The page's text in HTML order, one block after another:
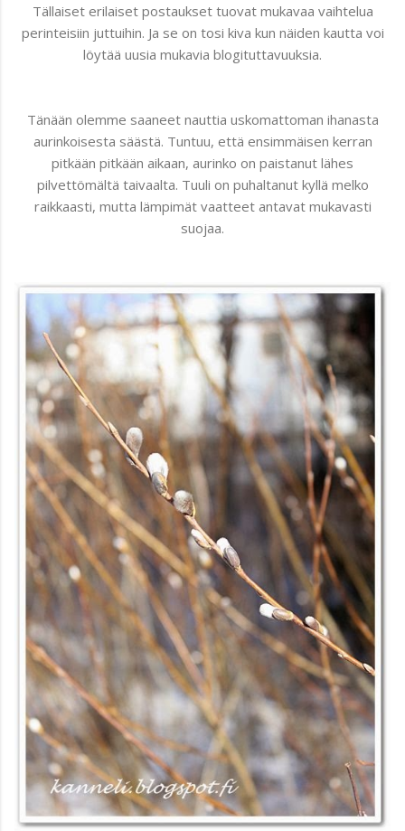
Tällaiset erilaiset postaukset tuovat mukavaa vaihtelua
perinteisiin juttuihin. Ja se on tosi kiva kun näiden kautta voi
löytää uusia mukavia blogituttavuuksia.
Tänään olemme saaneet nauttia uskomattoman ihanasta
aurinkoisesta säästä. Tuntuu, että ensimmäisen kerran
pitkään pitkään aikaan, aurinko on paistanut lähes
pilvettömältä taivaalta. Tuuli on puhaltanut kyllä melko
raikkaasti, mutta lämpimät vaatteet antavat mukavasti
suojaa.